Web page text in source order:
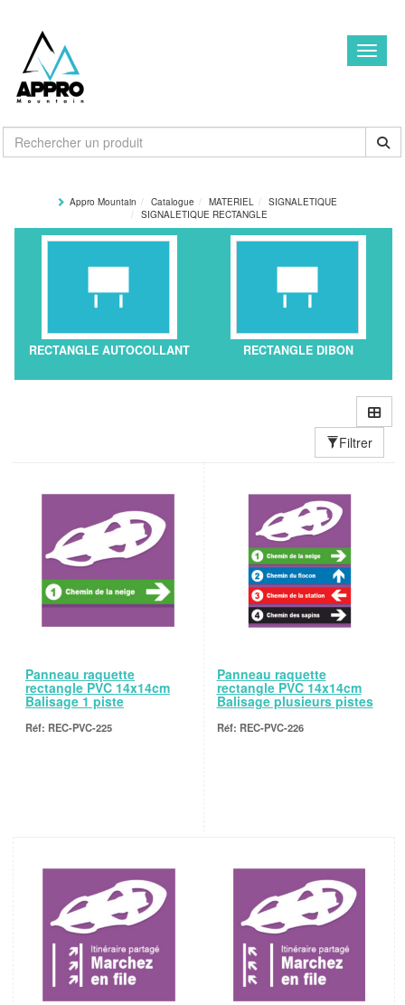
Appro Mountain Catalogue MATERIEL
SIGNALETIQUE
SIGNALETIQUE RECTANGLE
RECTANGLE AUTOCOLLANT RECTANGLE DIBON
Filtrer
Panneau raquette
rectangle PVC 14x14cm
Balisage 1 piste
REC-PVC-225
Panneau raquette
rectangle PVC 14x14cm
Balisage plusieurs pistes
REC-PVC-226